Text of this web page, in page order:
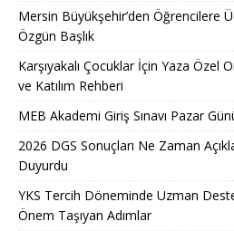
Mersin Büyükşehir’den Öğrencilere
Özgün Başlık
Karşıyakalı Çocuklar İçin Yaza Özel
ve Katılım Rehberi
MEB Akademi Giriş Sınavı Pazar
2026 DGS Sonuçları Ne Zaman
Duyurdu
YKS Tercih Döneminde Uzman
Önem Taşıyan Adımlar